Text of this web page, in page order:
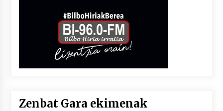
Zenbat Gara ekimenak